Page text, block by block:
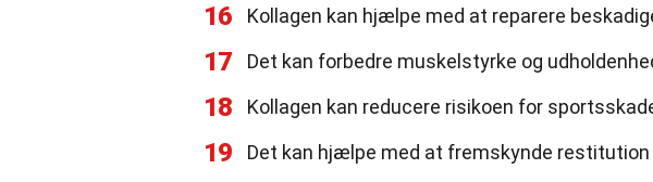
16 Kollagen kan hjælpe med at reparere
17 Det kan forbedre muskelstyrke og
18 Kollagen kan reducere risikoen for
19 Det kan hjælpe med at fremskynde